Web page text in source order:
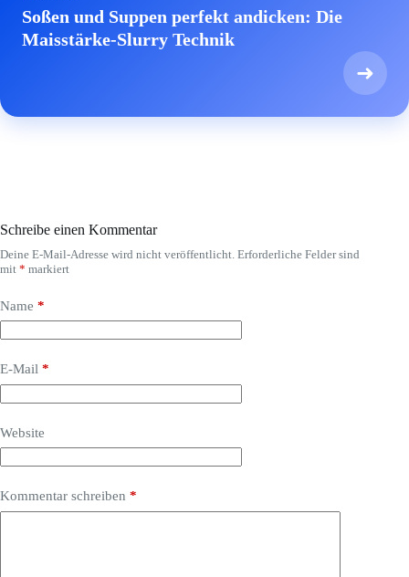
Soßen und Suppen perfekt andicken: Die
Maisstärke-Slurry Technik
➜
Schreibe einen Kommentar
Deine E-Mail-Adresse wird nicht veröffentlicht. Erforderliche Felder sind
mit * markiert
Name *
E-Mail *
Website
Kommentar schreiben *